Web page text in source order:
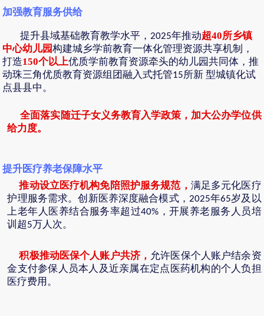
加强教育服务供给
提升县域基础教育教学水平，2025年推动超40所乡镇
中心幼儿园构建城乡学前教育一体化管理资源共享机制，
打造150个以上优质学前教育资源牵头的幼儿园共同体，推
动珠三角优质教育资源组团融入式托管15所新 型城镇化试
点县县中。
全面落实随迁子女义务教育入学政策，加大公办学位供
给力度。
提升医疗养老保障水平
推动设立医疗机构免陪照护服务规范， 满足多元化医疗
护理服务需求。创新医养深度融合模式， 2025年65岁及以
上老年人医养结合服务率超过40% ，开展养老服务人员培
训超5万人次。
积极推动医保个人账户共济， 允许医保个人账户结余资
金支付参保人员本人及近亲属在定点医药机构的个人负担
医疗费用。